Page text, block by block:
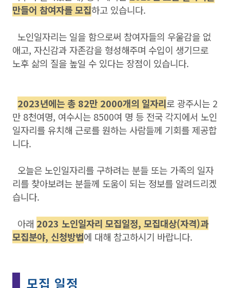
만들어 참여자를 모집하고 있습니다.
노인일자리는 일을 함으로써 참여자들의 우울감을 없
애고, 자신감과 자존감을 형성해주며 수입이 생기므로
노후 삶의 질을 높일 수 있다는 장점이 있습니다.
2023년에는 총 82만 2000개의 일자리로 광주시는 2
만 8천여명, 여수시는 8500여 명 등 전국 각지에서 노인
일자리를 유치해 근로를 원하는 사람들께 기회를 제공합
니다.
오늘은 노인일자리를 구하려는 분들 또는 가족의 일자
리를 찾아보려는 분들께 도움이 되는 정보를 알려드리겠
습니다.
아래 2023 노인일자리 모집일정, 모집대상(자격)과
모집분야, 신청방법에 대해 참고하시기 바랍니다.
모집 일정